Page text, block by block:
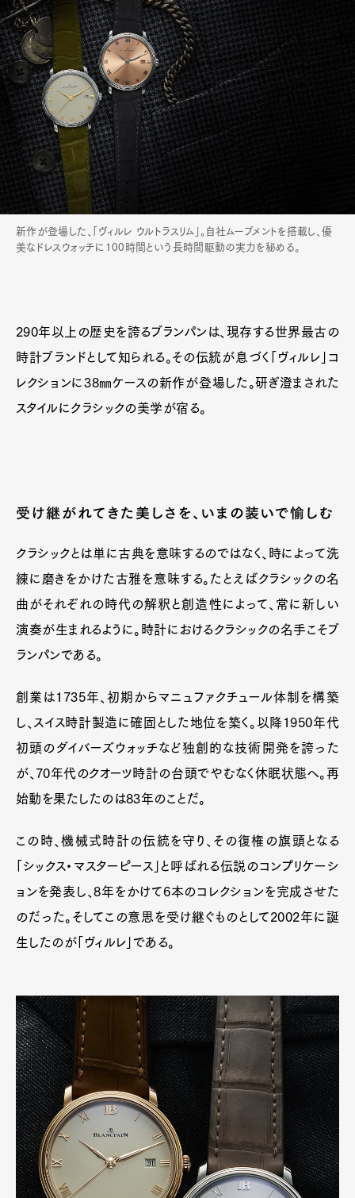
Official Columnist
About
Contact
Pen Meet
Pen international Pen tw
新作が登場した、「ヴィルレ ウルトラスリム」。自社ムーブメントを搭載し、優
美なドレスウォッチに100時間という長時間駆動の実力を秘める。
290年以上の歴史を誇るブランパンは、現存する世界最古の
時計ブランドとして知られる。その伝統が息づく「ヴィルレ」コ
レクションに38㎜ケースの新作が登場した。研ぎ澄まされた
スタイルにクラシックの美学が宿る。
受け継がれてきた美しさを、いまの装いで愉しむ
クラシックとは単に古典を意味するのではなく、時によって洗
練に磨きをかけた古雅を意味する。たとえばクラシックの名
曲がそれぞれの時代の解釈と創造性によって、常に新しい
演奏が生まれるように。時計におけるクラシックの名手こそブ
ランパンである。
創業は1735年、初期からマニュファクチュール体制を構築
し、スイス時計製造に確固とした地位を築く。以降1950年代
初頭のダイバーズウォッチなど独創的な技術開発を誇った
が、70年代のクオーツ時計の台頭でやむなく休眠状態へ。再
始動を果たしたのは83年のことだ。
この時、機械式時計の伝統を守り、その復権の旗頭となる
「シックス・マスターピース」と呼ばれる伝説のコンプリケーシ
ョンを発表し、8年をかけて6本のコレクションを完成させた
のだった。そしてこの意思を受け継ぐものとして2002年に誕
生したのが「ヴィルレ」である。